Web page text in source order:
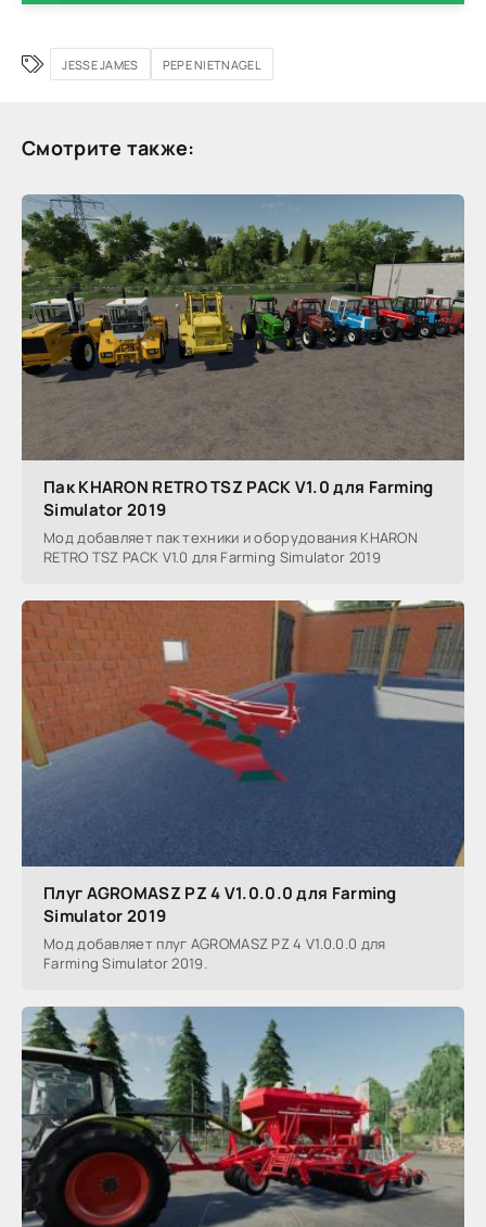
JESSE JAMES PEPE NIETNAGEL
Смотрите также:
Пак KHARON RETRO TSZ PACK V1.0 для Farming
Simulator 2019
Мод добавляет пак техники и оборудования KHARON
RETRO TSZ PACK V1.0 для Farming Simulator 2019
Плуг AGROMASZ PZ 4 V1.0.0.0 для Farming
Simulator 2019
Мод добавляет плуг AGROMASZ PZ 4 V1.0.0.0 для
Farming Simulator 2019.